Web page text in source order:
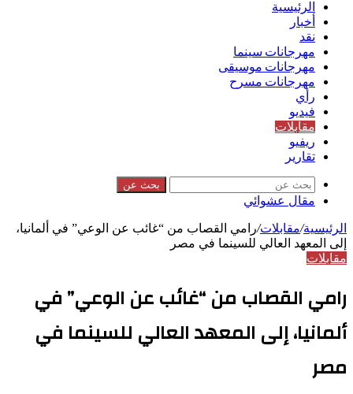
الرئيسية
أخبار
نقد
مهرجانات سينما
مهرجانات موسيقى
مهرجانات مسرح
رأي
فيديو
مقابلات
ريفيو
تقارير
بحث عن
مقال عشوائي
الرئيسية/مقابلات/رامي القصاب من “غائب عن الوعي” في ألمانيا،
إلى المعهد العالي للسينما في مصر
مقابلات
رامي القصاب من “غائب عن الوعي” في
ألمانيا، إلى المعهد العالي للسينما في
مصر